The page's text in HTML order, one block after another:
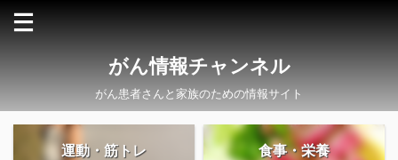
がん情報チャンネル
がん患者さんと家族のための情報サイト
運動・筋トレ 食事・栄養